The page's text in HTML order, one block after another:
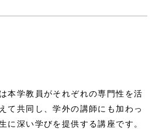
本学教員がそれぞれの専門性を活
て共同し、学外の講師にも加わっ
に深い学びを提供する講座です。